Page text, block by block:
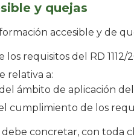
y quejas
accesible y de
requisitos del RD 1112/
relativa a:
ámbito de aplicación
cumplimiento de los
concretar, con